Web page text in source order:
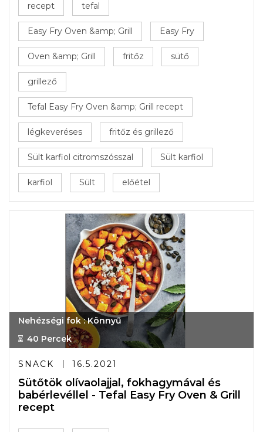
recept tefal
Easy Fry Oven &amp; Grill Easy Fry
Oven &amp; Grill fritőz sütő
grillező
Tefal Easy Fry Oven &amp; Grill recept
légkeveréses fritőz és grillező
Sült karfiol citromszósszal Sült karfiol
karfiol Sült előétel
Nehézségi fok : Könnyű
40 Percek
SNACK 16.5.2021
Sütőtök olívaolajjal, fokhagymával és
babérlevéllel - Tefal Easy Fry Oven & Grill
recept